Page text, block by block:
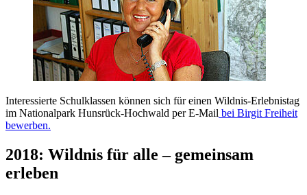
Interessierte Schulklassen können sich für einen Wildnis-Erlebnistag
im Nationalpark Hunsrück-Hochwald per E-Mail bei Birgit Freiheit
bewerben.
2018: Wildnis für alle – gemeinsam
erleben